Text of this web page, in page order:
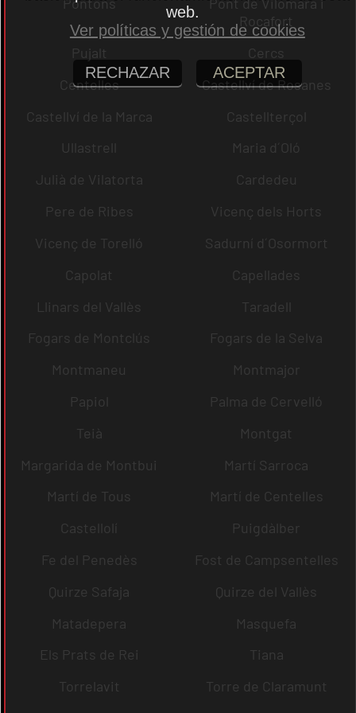
Rocafort
Pujalt
Cercs
Centelles
Castellví de Rosanes
Castellví de la Marca
Castellterçol
Ullastrell
Maria d´Oló
Julià de Vilatorta
Cardedeu
Pere de Ribes
Vicenç dels Horts
Vicenç de Torelló
Sadurní d´Osormort
Capolat
Capellades
Llinars del Vallès
Taradell
Fogars de Montclús
Fogars de la Selva
Montmaneu
Montmajor
Papiol
Palma de Cervelló
Teià
Montgat
Margarida de Montbui
Martí Sarroca
Martí de Tous
Martí de Centelles
Castellolí
Puigdàlber
Fe del Penedès
Fost de Campsentelles
Quirze Safaja
Quirze del Vallès
Matadepera
Masquefa
Els Prats de Rei
Tiana
Torrelavit
Torre de Claramunt
web.
Ver políticas y gestión de cookies
RECHAZAR ACEPTAR